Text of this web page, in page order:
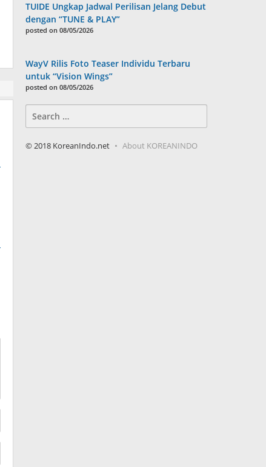
TUIDE Ungkap Jadwal Perilisan Jelang Debut
dengan “TUNE & PLAY”
posted on 08/05/2026
WayV Rilis Foto Teaser Individu Terbaru
untuk “Vision Wings”
posted on 08/05/2026
for:
© 2018 KoreanIndo.net About KOREANINDO